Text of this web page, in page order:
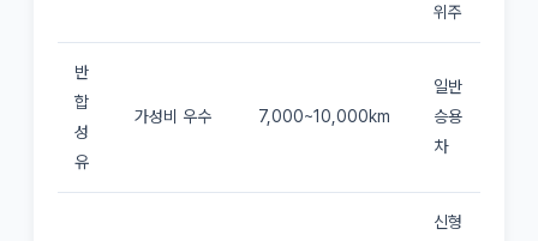
위주
반
합
성
유
가성비 우수 7,000~10,000km
일반
승용
차
신형